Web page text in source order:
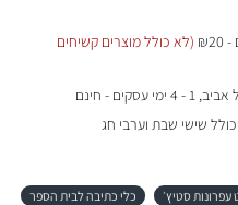
(לא כולל מוצרים קשיחים
- חינם
שישי שבת וערבי חג
עפרונות סטיץ׳
כלי כתיבה לבית הספר